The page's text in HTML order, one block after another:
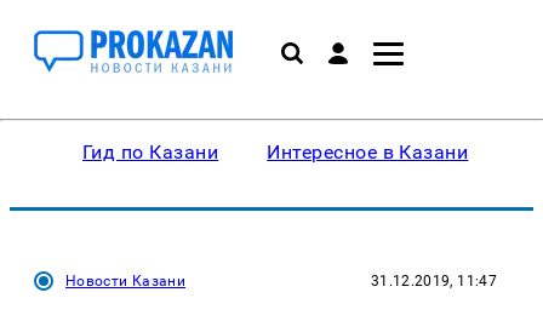
Гид по Казани Интересное в Казани
Новости Казани 31.12.2019, 11:47